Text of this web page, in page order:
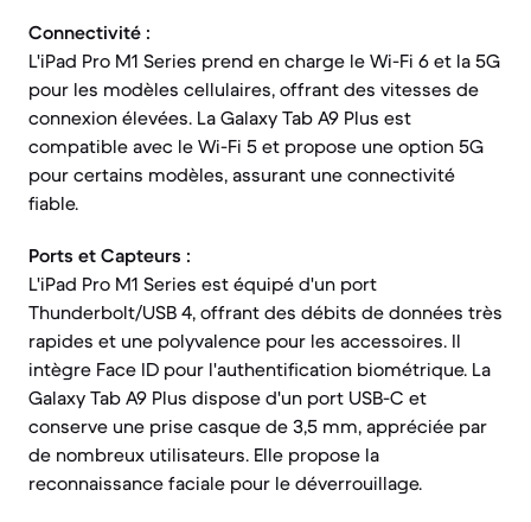
Connectivité :
L'iPad Pro M1 Series prend en charge le Wi-Fi 6 et la 5G
pour les modèles cellulaires, offrant des vitesses de
connexion élevées. La Galaxy Tab A9 Plus est
compatible avec le Wi-Fi 5 et propose une option 5G
pour certains modèles, assurant une connectivité
fiable.
Ports et Capteurs :
L'iPad Pro M1 Series est équipé d'un port
Thunderbolt/USB 4, offrant des débits de données très
rapides et une polyvalence pour les accessoires. Il
intègre Face ID pour l'authentification biométrique. La
Galaxy Tab A9 Plus dispose d'un port USB-C et
conserve une prise casque de 3,5 mm, appréciée par
de nombreux utilisateurs. Elle propose la
reconnaissance faciale pour le déverrouillage.